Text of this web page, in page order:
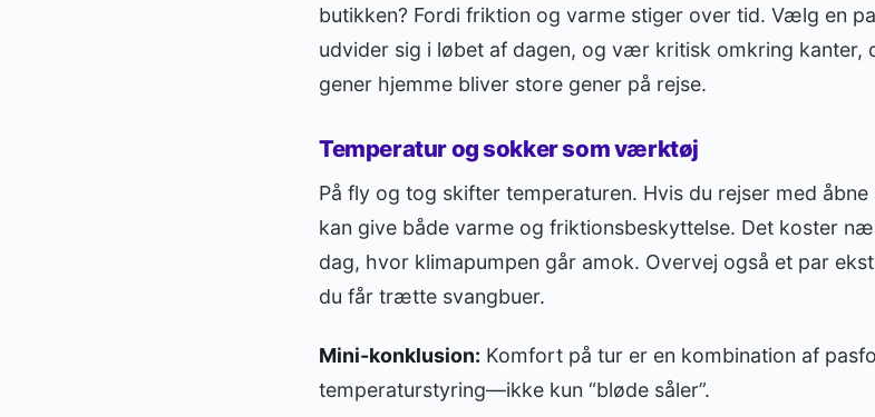
butikken? Fordi friktion og varme stiger over tid. Vælg en
udvider sig i løbet af dagen, og vær kritisk omkring kanter,
gener hjemme bliver store gener på rejse.
Temperatur og sokker som værktøj
På fly og tog skifter temperaturen. Hvis du rejser med
kan give både varme og friktionsbeskyttelse. Det koster
dag, hvor klimapumpen går amok. Overvej også et par
du får trætte svangbuer.
Mini-konklusion: Komfort på tur er en kombination af
temperaturstyring—ikke kun “bløde såler”.